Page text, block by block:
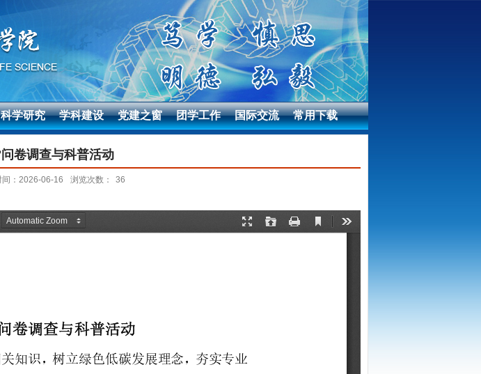
科学研究 学科建设 党建之窗 团学工作 国际交流 常用下载
卷调查与科普活动
间：2026-06-16 浏览次数： 36